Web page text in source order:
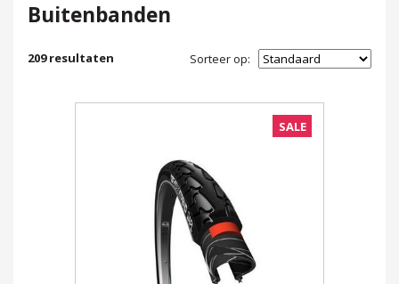
Buitenbanden
209resultaten Sorteer op:
SALE